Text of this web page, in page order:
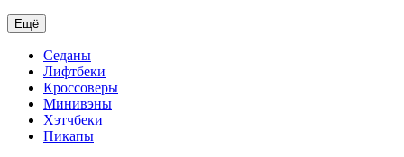
Ещё
Седаны
Лифтбеки
Кроссоверы
Минивэны
Хэтчбеки
Пикапы